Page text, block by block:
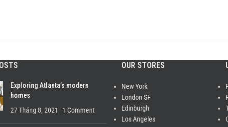
Exploring Atlanta’s modern
homes
27 Tháng 8, 2021
1 Comment
OUR STORES
New York
London SF
Edinburgh
Los Angeles